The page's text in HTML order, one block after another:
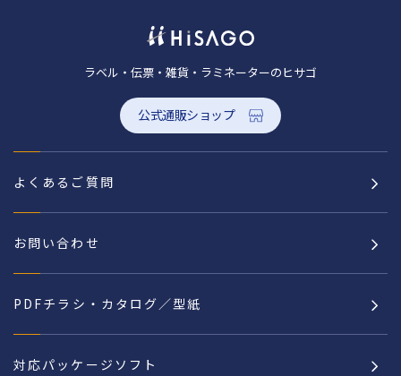
ラベル・伝票・雑貨・ラミネーターのヒサゴ
公式通販ショップ
よくあるご質問
お問い合わせ
PDFチラシ・カタログ／型紙
対応パッケージソフト